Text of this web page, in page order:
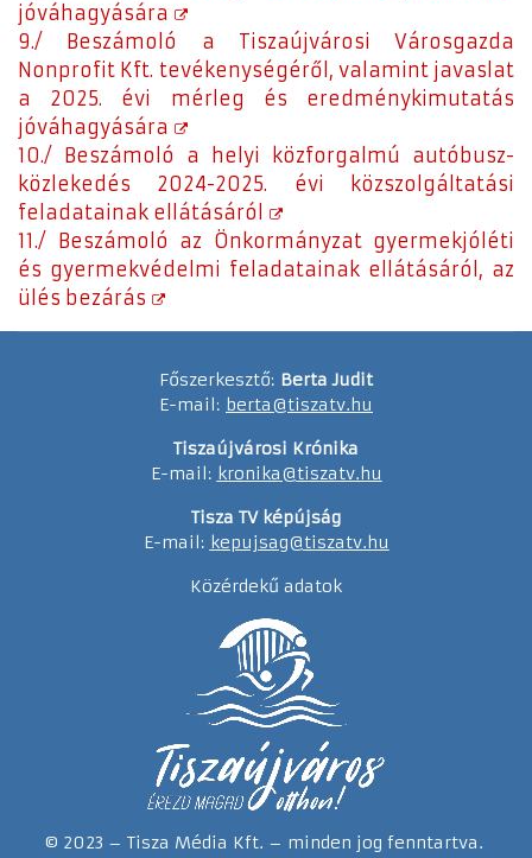
jóváhagyására
9./ Beszámoló a Tiszaújvárosi Városgazda
Nonprofit Kft. tevékenységéről, valamint javaslat
a 2025. évi mérleg és eredménykimutatás
jóváhagyására
10./ Beszámoló a helyi közforgalmú autóbusz-
közlekedés 2024-2025. évi közszolgáltatási
feladatainak ellátásáról
11./ Beszámoló az Önkormányzat gyermekjóléti
és gyermekvédelmi feladatainak ellátásáról, az
ülés bezárás
Főszerkesztő: Berta Judit
E-mail: berta@tiszatv.hu
Tiszaújvárosi Krónika
E-mail: kronika@tiszatv.hu
Tisza TV képújság
E-mail: kepujsag@tiszatv.hu
Közérdekű adatok
© 2023 – Tisza Média Kft. – minden jog fenntartva.